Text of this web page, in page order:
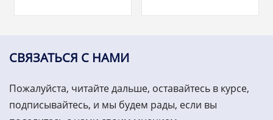
переменного/
Наша команда доступна
вам срочную поддержку в
критически важных
резервной конфигурации
СВЯЗАТЬСЯ С НАМИ
Пожалуйста, читайте дальше, оставайтесь в курсе,
подписывайтесь, и мы будем рады, если вы